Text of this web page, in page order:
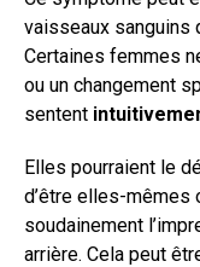
vaisseaux sanguins
Certaines femmes
ou un changement
sentent
Elles pourraient le
d’être elles-mêmes
soudainement
arrière. Cela peut